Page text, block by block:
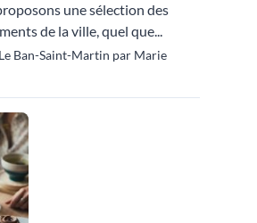
une sélection des
de la ville, quel que...
Ban-Saint-Martin par Marie